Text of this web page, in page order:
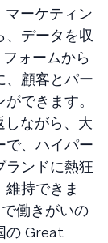
マーケティン
、データを収
ォームから
、顧客とパー
できます。
しながら、大
で、ハイパー
ランドに熱狂
持できま
働きがいの
の Great